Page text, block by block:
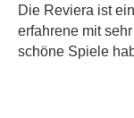
Die Reviera ist
erfahrene mit
schöne Spiele